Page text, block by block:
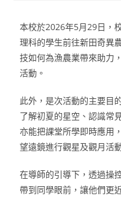
本校於2026年5月29日，
理科的學生前往新田奇異
技如何為漁農業帶來助力
活動。
此外，是次活動的主要目
了解初夏的星空、認識常
亦能把課堂所學即時應用
望遠鏡進行觀星及觀月活
在導師的引導下，透過操
帶到同學眼前，讓他們更